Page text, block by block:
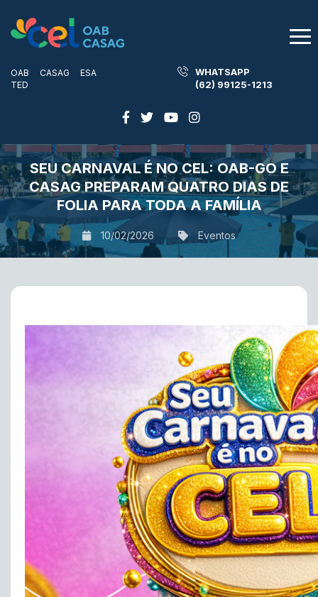
OAB CASAG
ESA
TED
WHATSAPP
(62) 99125-1213
SEU CARNAVAL É NO CEL: OAB-GO E
CASAG PREPARAM QUATRO DIAS DE
FOLIA PARA TODA A FAMÍLIA
10/02/2026 Eventos